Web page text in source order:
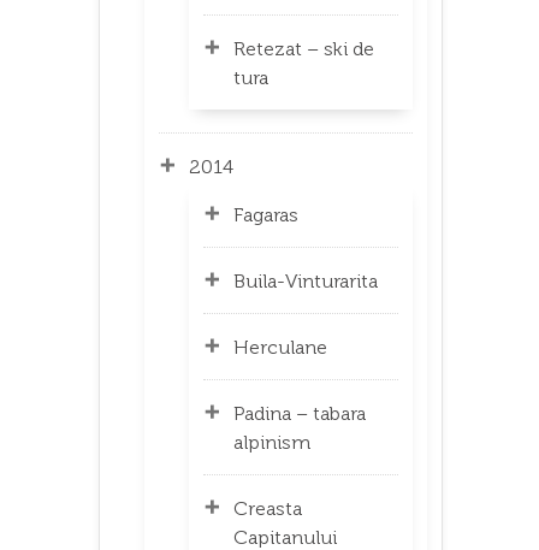
Retezat – ski de
tura
2014
Fagaras
Buila-Vinturarita
Herculane
Padina – tabara
alpinism
Creasta
Capitanului